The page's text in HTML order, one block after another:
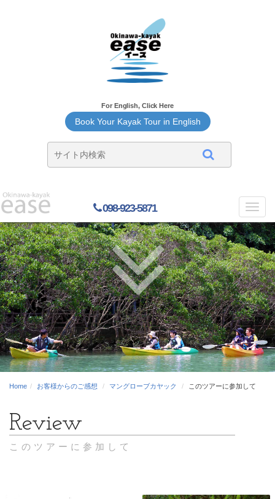
For English, Click Here
Book Your Kayak Tour in English
098-923-5871
Home お客様からのご感想 マングローブカヤック このツアーに参加して
このツアーに参加して